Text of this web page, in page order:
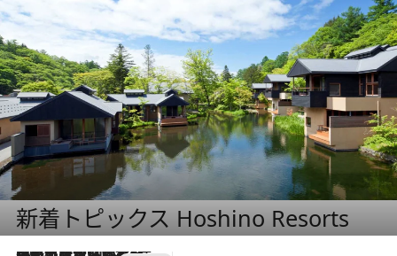
新着トピックス Hoshino Resorts
2026.7.31
【ホテル帰省】という選択肢をOMOが提案。家族とほどよい距離を保つには「昼は実家、夜は気兼ねなくホテルで！」